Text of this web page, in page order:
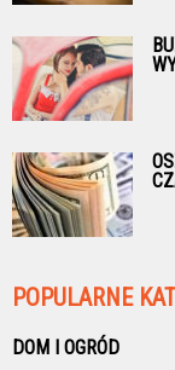
POPULARNE
DOM I OGRÓD